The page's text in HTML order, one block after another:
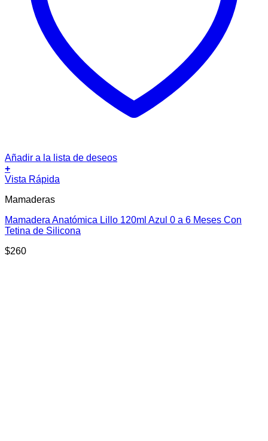
Añadir a la lista de deseos
+
Vista Rápida
Mamaderas
Mamadera Anatómica Lillo 120ml Azul 0 a 6 Meses Con
Tetina de Silicona
$260